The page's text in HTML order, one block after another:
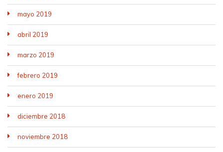
mayo 2019
abril 2019
marzo 2019
febrero 2019
enero 2019
diciembre 2018
noviembre 2018